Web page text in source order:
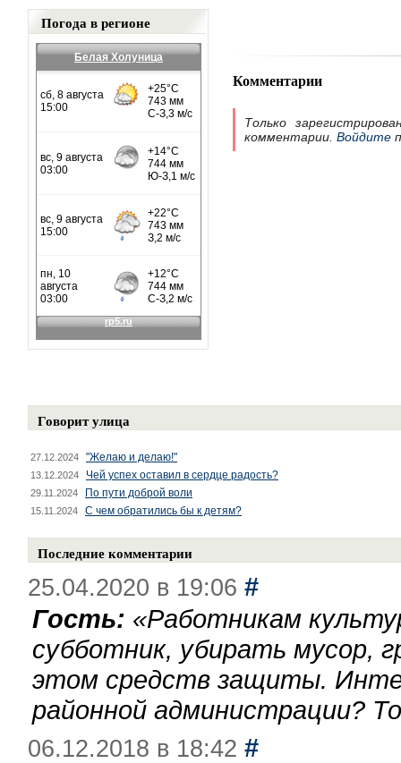
Погода в регионе
Белая Холуница
Комментарии
Только
комментарии. Войдите
Говорит улица
27.12.2024 "Желаю и делаю!"
13.12.2024 Чей успех оставил в сердце радость?
29.11.2024 По пути доброй воли
15.11.2024 С чем обратились бы к детям?
Последние комментарии
25.04.2020 в 19:06 #
Гость: «Работникам
субботник, убирать мусор,
этом средств защиты.
районной администрации?
06.12.2018 в 18:42 #